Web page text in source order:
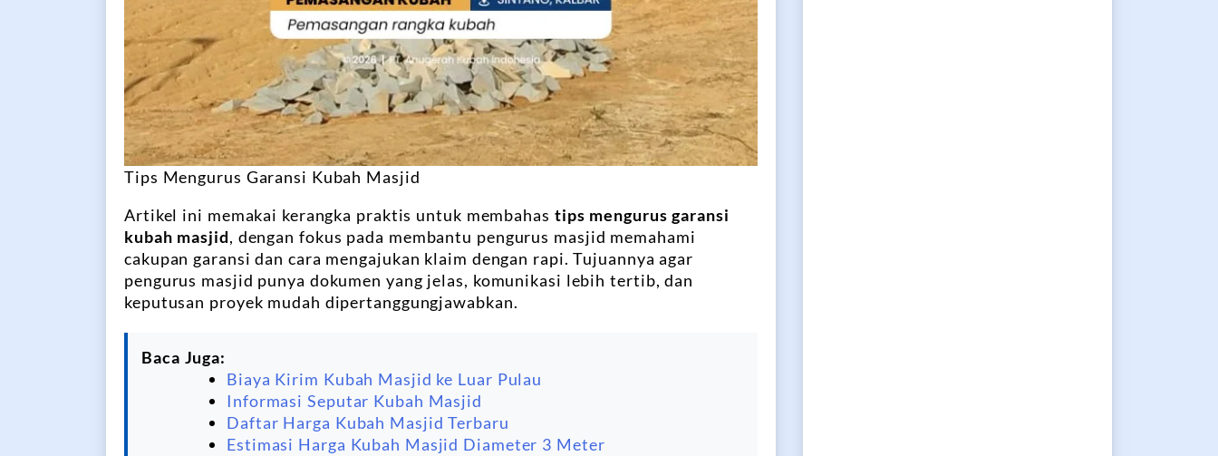
Tips Mengurus Garansi Kubah Masjid
Artikel ini memakai kerangka praktis untuk membahas tips mengurus garansi
kubah masjid, dengan fokus pada membantu pengurus masjid memahami
cakupan garansi dan cara mengajukan klaim dengan rapi. Tujuannya agar
pengurus masjid punya dokumen yang jelas, komunikasi lebih tertib, dan
keputusan proyek mudah dipertanggungjawabkan.
Baca Juga:
Biaya Kirim Kubah Masjid ke Luar Pulau
Informasi Seputar Kubah Masjid
Daftar Harga Kubah Masjid Terbaru
Estimasi Harga Kubah Masjid Diameter 3 Meter